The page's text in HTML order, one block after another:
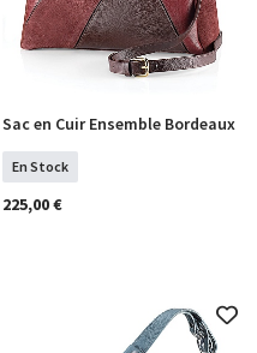
COMMANDER
Sac en Cuir Ensemble Bordeaux
En Stock
225,00 €